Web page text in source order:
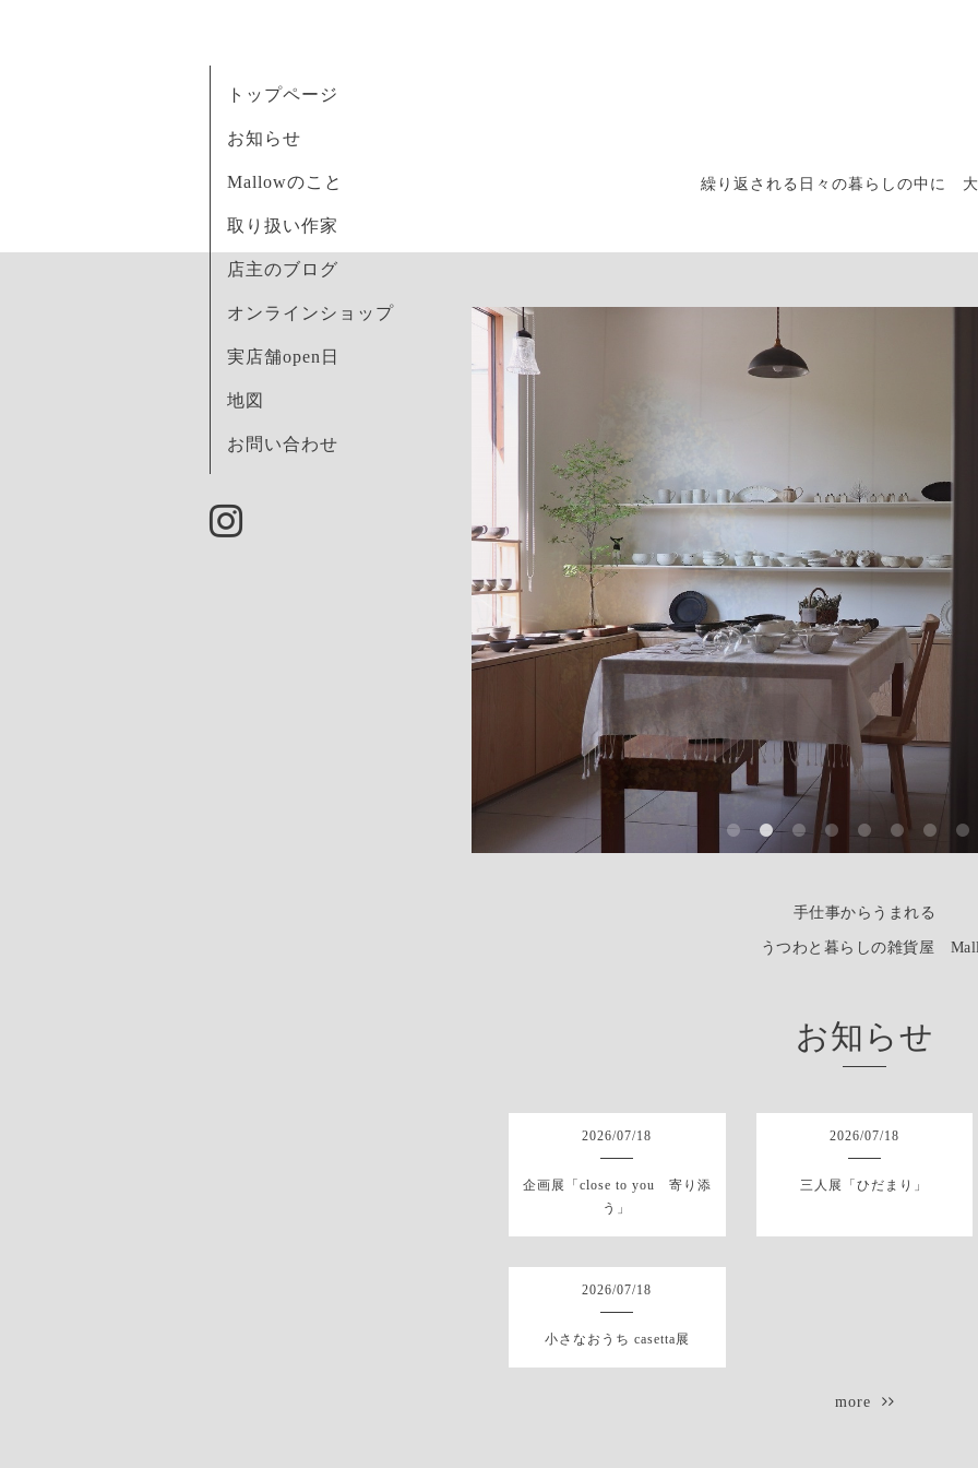
繰り返される日々の暮らしの中に
トップページ
お知らせ
Mallowのこと
取り扱い作家
店主のブログ
オンラインショップ
実店舗open日
地図
お問い合わせ
手仕事からうまれる
うつわと暮らしの雑貨屋
お知らせ
2026/07/18
企画展「close to you 寄り添
う」
2026/07/18
三人展「ひだまり」
2026/07/18
小さなおうち casetta展
more